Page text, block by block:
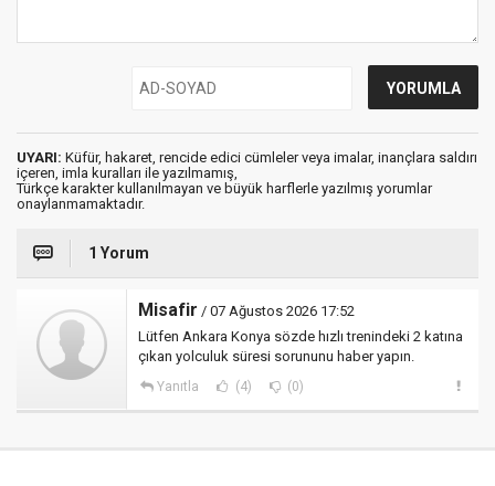
UYARI: Küfür, hakaret, rencide edici cümleler veya imalar, inançlara saldırı
içeren, imla kuralları ile yazılmamış,
Türkçe karakter kullanılmayan ve büyük harflerle yazılmış yorumlar
onaylanmamaktadır.
1 Yorum
Misafir / 07 Ağustos 2026 17:52
Lütfen Ankara Konya sözde hızlı trenindeki 2 katına
çıkan yolculuk süresi sorununu haber yapın.
Yanıtla (4) (0)